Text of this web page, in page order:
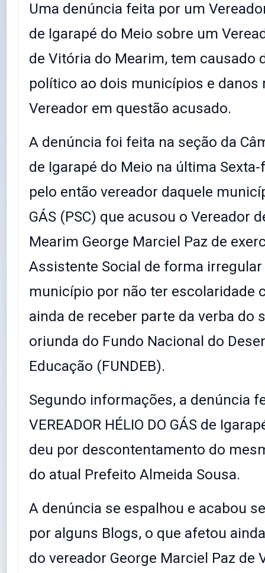
Uma denúncia feita por um
de Igarapé do Meio sobre um
de Vitória do Mearim, tem causado
político ao dois municípios e danos
Vereador em questão acusado.
A denúncia foi feita na seção da
de Igarapé do Meio na última
pelo então vereador daquele
GÁS (PSC) que acusou o Vereador
Mearim George Marciel Paz de
Assistente Social de forma
município por não ter escolaridade
ainda de receber parte da verba do
oriunda do Fundo Nacional do
Educação (FUNDEB).
Segundo informações, a denúncia
VEREADOR HÉLIO DO GÁS de
deu por descontentamento do
do atual Prefeito Almeida Sousa.
A denúncia se espalhou e acabou
por alguns Blogs, o que afetou
do vereador George Marciel Paz de